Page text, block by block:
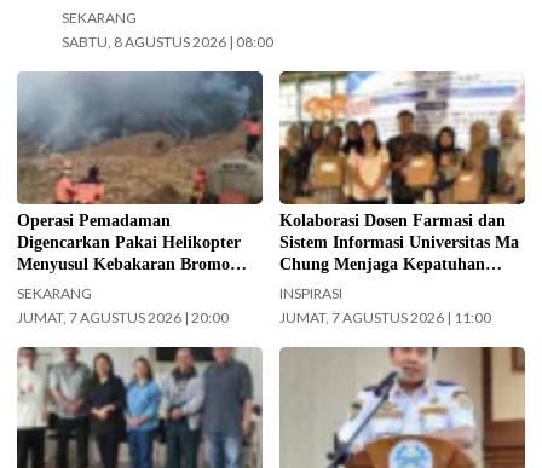
SEKARANG
SABTU, 8 AGUSTUS 2026 | 08:00
Operasi pemadaman kebakaran di
kawasan Taman Nasional Bromo
Tengger Semeru (TNBTS) terus
digencarkan, Jumat (7/8/2026)
hari ini. (Foto: BPBD Kabupaten
Malang).
Operasi Pemadaman
Digencarkan Pakai Helikopter
Menyusul Kebakaran Bromo
Meluas ke Arah Bukit B 29
SEKARANG
JUMAT, 7 AGUSTUS 2026 | 20:00
Kolaborasi Dosen Farmasi dan
Sistem Informasi Universitas Ma
Chung dalam menjaga kepatuhan
pasien diabetes melalui kegiatan
Pengabdian Masyarakat Dosen.
(Foto: ist)
Kolaborasi Dosen Farmasi dan
Sistem Informasi Universitas Ma
Chung Menjaga Kepatuhan
Pasien Diabetes
INSPIRASI
JUMAT, 7 AGUSTUS 2026 | 11:00
Jajaran Pengurus FKAUB Malang
beserta perwakilan panitia
pelaksana Barikan Anak Nusantara
(BAN) Ke – 5 silaturahmi dengan
Yayasan Masjid Agung Jami Kota
Kepala UPAS Dishub DKI Jakarta,
Koharudin. (Foto: Nugroho Sejati-
beritajakarta.id)